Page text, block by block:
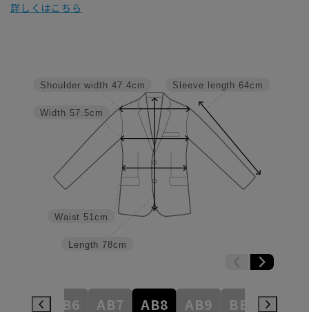
詳しくはこちら
Sleeve length 64cm
Length 78cm
Waist 51cm
Width 57.5cm
Shoulder width 47.4cm
AB6 AB7 AB8 AB9 BE3